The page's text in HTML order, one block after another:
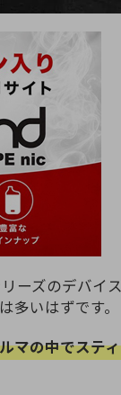
ーズのデバイ
多いはずです。
マの中でステ